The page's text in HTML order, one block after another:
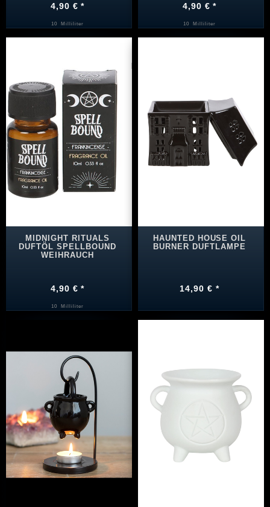
4,90 € *
10 Milliliter
4,90 € *
10 Milliliter
MIDNIGHT RITUALS
DUFTÖL SPELLBOUND
WEIHRAUCH
4,90 € *
10 Milliliter
HAUNTED HOUSE OIL
BURNER DUFTLAMPE
14,90 € *